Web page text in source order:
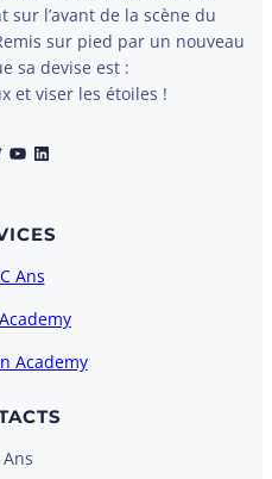
sur l’avant de la scène du
sur pied par un nouveau
sa devise est :
et viser les étoiles !
YouTube LinkedIn
Ans
Academy
Ans